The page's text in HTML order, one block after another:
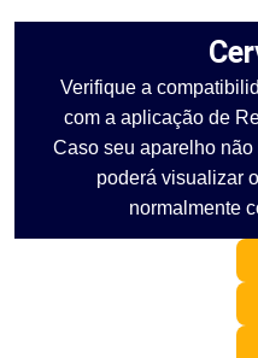
Verifique a
com a aplicação de
Caso seu aparelho
poderá visualizar
normalmente